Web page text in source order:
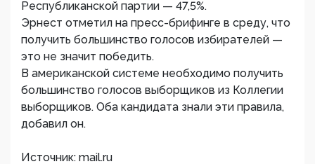
Республиканской партии — 47,5%.
Эрнест отметил на пресс-брифинге в среду, что
получить большинство голосов избирателей —
это не значит победить.
В американской системе необходимо получить
большинство голосов выборщиков из Коллегии
выборщиков. Оба кандидата знали эти правила,
добавил он.
Источник: mail.ru